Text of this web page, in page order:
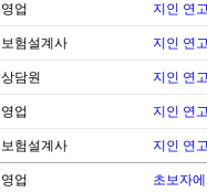
영업 지인 연
보험설계사 지인 연
상담원 지인 연
영업 지인 연
보험설계사 지인 연
영업 초보자